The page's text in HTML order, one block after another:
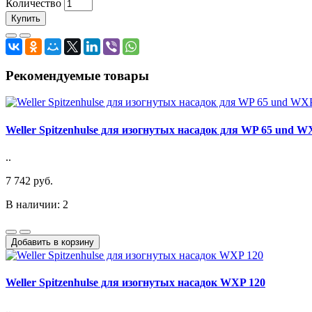
Количество
Купить
Рекомендуемые товары
Weller Spitzenhulse для изогнутых насадок для WP 65 und
..
7 742 руб.
В наличии: 2
Добавить в корзину
Weller Spitzenhulse для изогнутых насадок WXP 120